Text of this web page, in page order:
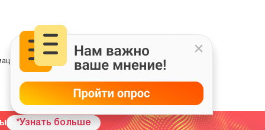
на основе сбора, систематизации и анализа сведений,
*Узнать больше